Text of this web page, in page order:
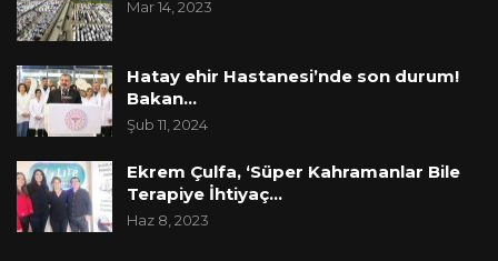
Mar 14, 2023
Hatay ehir Hastanesi’nde son durum!
Bakan…
Şub 11, 2024
Ekrem Çulfa, ‘Süper Kahramanlar Bile
Terapiye İhtiyaç…
Haz 8, 2023